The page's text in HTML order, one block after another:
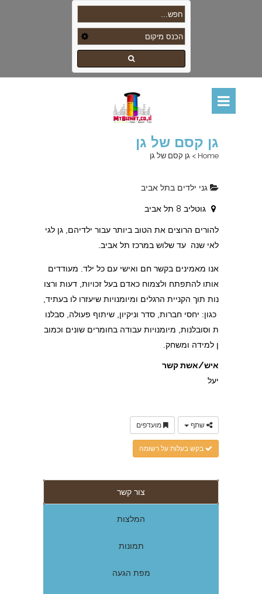
גן קסם של גן
Home
> גן קסם של גן
גני ילדים בתל אביב
גוטליב 8 תל אביב
להורים הרוצים את הטוב ביותר עבור ילדיהם, גן לגי
לאי שנה עד שלוש במרכז תל אביב.
אנו מאמינים בקשר חם ואישי עם כל ילד. מעודדים
אותו להתפתח ולצמוח כאדם בעל זכויות, דעות ורצו
נות תוך הקניית הרגלים ומיומנויות שיעזרו לו בעתיד,
כגון: יחסי חברות, סדר וניקיון, שיתוף פעולה, סבלנו
ת וסובלנות, מיומנויות עבודה בחומרים שונים וכמוב
ן למידה ומשחק.
איש/אשת קשר
יעל
שתף מועדפים
בקש בעלות על רשומה
צור קשר
המלצות
תמונות
מפת הגעה